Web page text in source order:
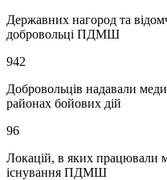
Державних нагород та
добровольці ПДМШ
942
Добровольців надавали
районах бойових дій
96
Локацій, в яких працювали
існування ПДМШ